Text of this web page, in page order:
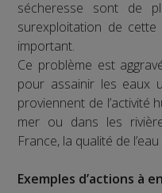
sécheresse sont de
surexploitation de
important.
Ce problème est
pour assainir les eaux
proviennent de l’activité
mer ou dans les
France, la qualité de
Exemples d’actions à